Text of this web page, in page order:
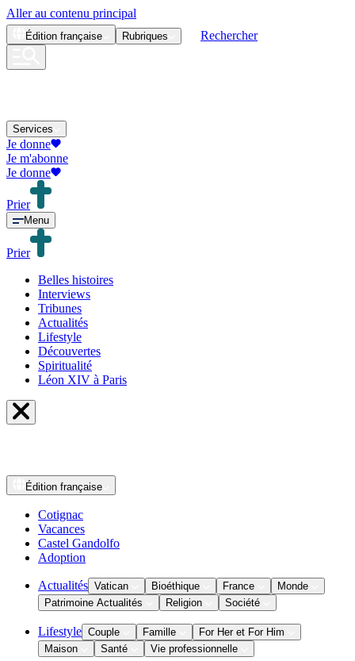
Aller au contenu principal
Édition française Rubriques Rechercher
Services
Je donne
Je m'abonne
Je donne
Prier
Menu
Prier
Belles histoires
Interviews
Tribunes
Actualités
Lifestyle
Découvertes
Spiritualité
Léon XIV à Paris
Édition française
Cotignac
Vacances
Castel Gandolfo
Adoption
Actualités Vatican Bioéthique France
Monde
Patrimoine Actualités
Religion Société
Lifestyle Couple Famille
For Her et For Him
Maison
Santé Vie professionnelle